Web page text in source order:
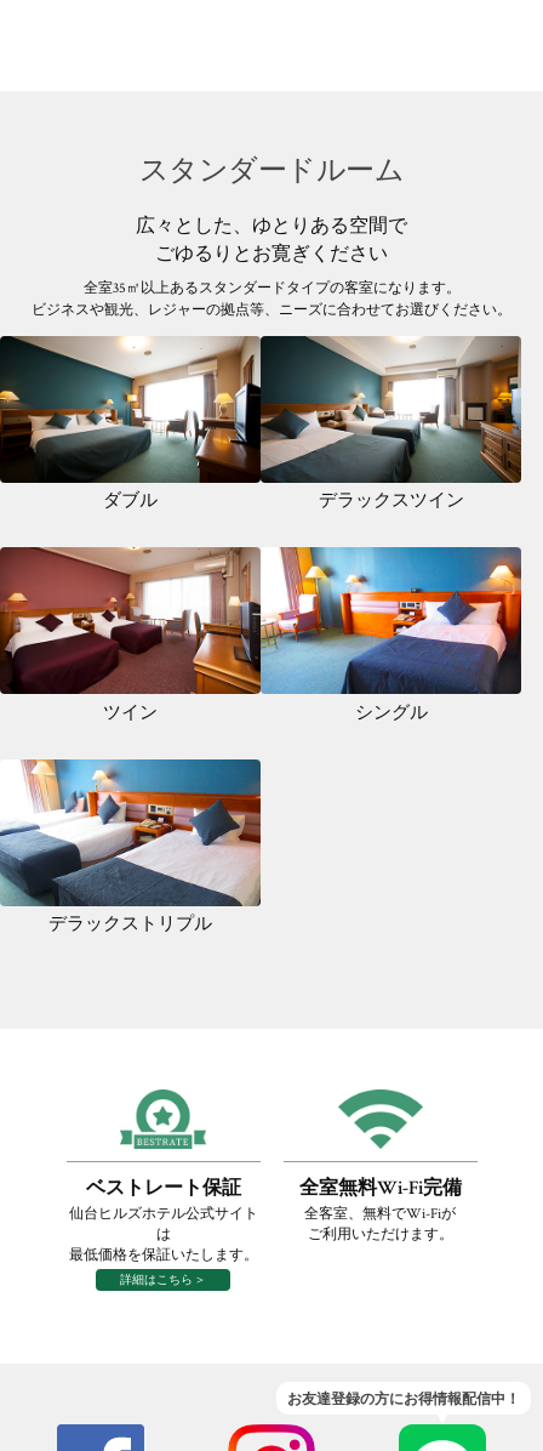
スタンダードルーム
広々とした、ゆとりある空間で
ごゆるりとお寛ぎください
全室35㎡以上あるスタンダードタイプの客室になります。
ビジネスや観光、レジャーの拠点等、ニーズに合わせてお選びください。
ダブル デラックスツイン
ツイン シングル
デラックストリプル
ベストレート保証
仙台ヒルズホテル公式サイト
は
最低価格を保証いたします。
詳細はこちら
全室無料Wi-Fi完備
全客室、無料でWi-Fiが
ご利用いただけます。